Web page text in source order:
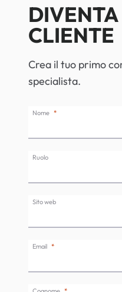
NOVITÀ
DI
LA
CLIENTE
Crea il tuo primo
specialista.
Nome
Ruolo
Sito web
Email